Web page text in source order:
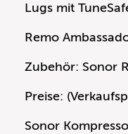
Lugs mit
Remo
Zubehör: Sonor
Preise:
Sonor